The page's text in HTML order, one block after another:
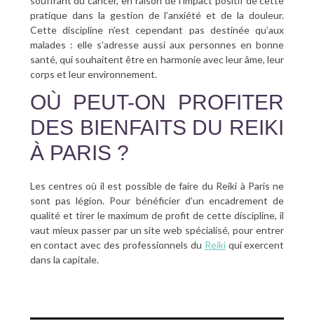
pratique dans la gestion de l’anxiété et de la douleur.
Cette discipline n’est cependant pas destinée qu’aux
malades : elle s’adresse aussi aux personnes en bonne
santé, qui souhaitent être en harmonie avec leur âme, leur
corps et leur environnement.
OÙ PEUT-ON PROFITER
DES BIENFAITS DU REIKI
À PARIS ?
Les centres où il est possible de faire du Reiki à Paris ne
sont pas légion. Pour bénéficier d’un encadrement de
qualité et tirer le maximum de profit de cette discipline, il
vaut mieux passer par un site web spécialisé, pour entrer
en contact avec des professionnels du Reikiqui exercent
dans la capitale.